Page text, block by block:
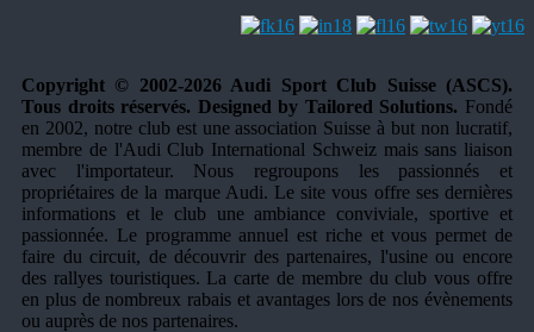
Copyright © 2002-2026 Audi Sport Club Suisse (ASCS).
Tous droits réservés. Designed by Tailored Solutions. Fondé
en 2002, notre club est une association Suisse à but non lucratif,
membre de l'Audi Club International Schweiz mais sans liaison
avec l'importateur. Nous regroupons les passionnés et
propriétaires de la marque Audi. Le site vous offre ses dernières
informations et le club une ambiance conviviale, sportive et
passionnée. Le programme annuel est riche et vous permet de
faire du circuit, de découvrir des partenaires, l'usine ou encore
des rallyes touristiques. La carte de membre du club vous offre
en plus de nombreux rabais et avantages lors de nos évènements
ou auprès de nos partenaires.